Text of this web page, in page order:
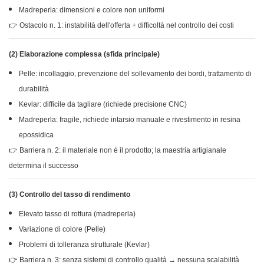
Madreperla: dimensioni e colore non uniformi
👉 Ostacolo n. 1: instabilità dell'offerta + difficoltà nel controllo dei costi
(2) Elaborazione complessa (sfida principale)
Pelle: incollaggio, prevenzione del sollevamento dei bordi, trattamento di
durabilità
Kevlar: difficile da tagliare (richiede precisione CNC)
Madreperla: fragile, richiede intarsio manuale e rivestimento in resina
epossidica
👉 Barriera n. 2: il materiale non è il prodotto; la maestria artigianale
determina il successo
(3) Controllo del tasso di rendimento
Elevato tasso di rottura (madreperla)
Variazione di colore (Pelle)
Problemi di tolleranza strutturale (Kevlar)
👉 Barriera n. 3: senza sistemi di controllo qualità → nessuna scalabilità